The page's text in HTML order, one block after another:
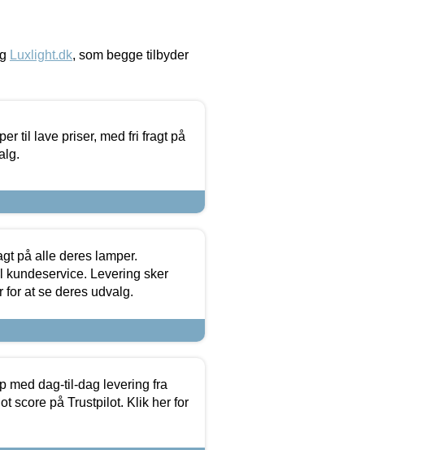
Luxlight.dk, som begge tilbyder
til lave priser, med fri fragt på
på alle deres lamper.
kundeservice. Levering sker
for at se deres udvalg.
med dag-til-dag levering fra
score på Trustpilot. Klik her for